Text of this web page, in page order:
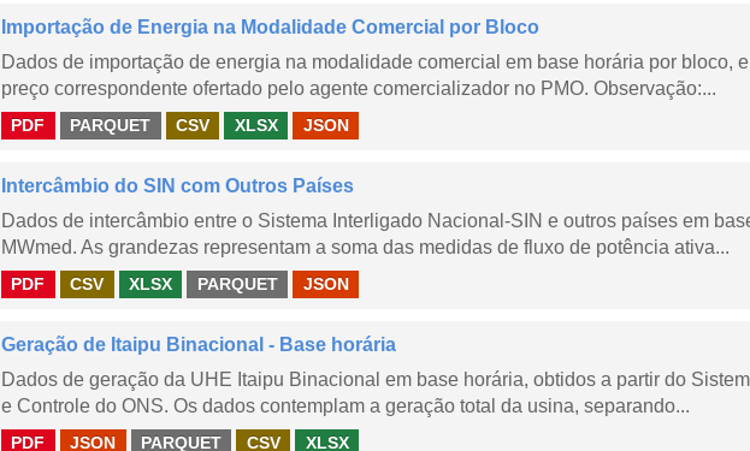
Importação de Energia na Modalidade Comercial por Bloco
Dados de importação de energia na modalidade comercial em base horária por bloco,
preço correspondente ofertado pelo agente comercializador no PMO. Observação:...
PDF PARQUET CSV XLSX JSON
Intercâmbio do SIN com Outros Países
Dados de intercâmbio entre o Sistema Interligado Nacional-SIN e outros países em
MWmed. As grandezas representam a soma das medidas de fluxo de potência ativa...
PDF CSV XLSX PARQUET JSON
Geração de Itaipu Binacional - Base horária
Dados de geração da UHE Itaipu Binacional em base horária, obtidos a partir do
e Controle do ONS. Os dados contemplam a geração total da usina, separando...
PDF JSON PARQUET CSV XLSX